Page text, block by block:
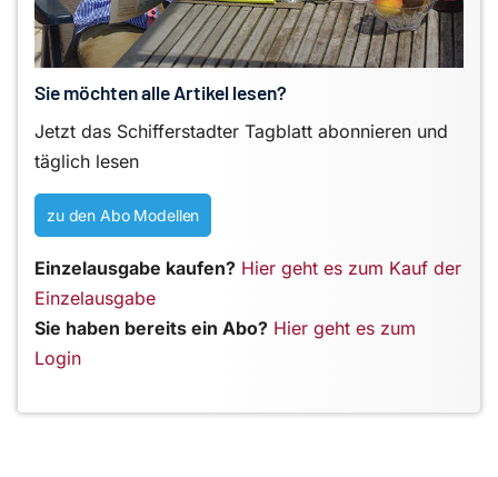
Sie möchten alle Artikel lesen?
Jetzt das Schifferstadter Tagblatt abonnieren und
täglich lesen
zu den Abo Modellen
Einzelausgabe kaufen? Hier geht es zum Kauf der
Einzelausgabe
Sie haben bereits ein Abo? Hier geht es zum
Login